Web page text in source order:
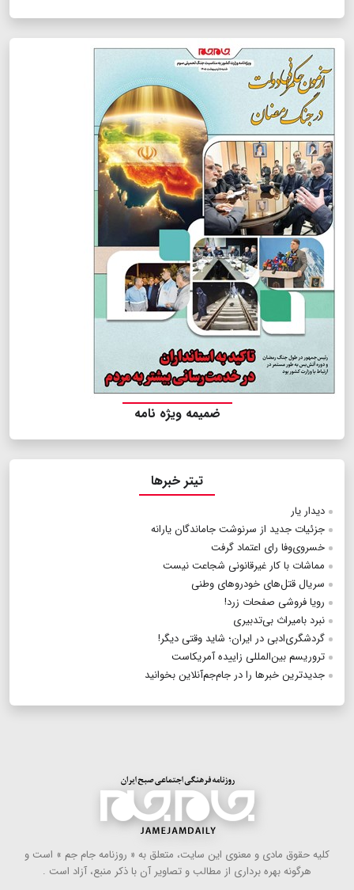
ضمیمه ویژه نامه
تیتر خبرها
دیدار یار
جزئیات جدید از سرنوشت جاماندگان یارانه
خسروی‌وفا رای اعتماد گرفت
مماشات با کار غیرقانونی شجاعت نیست
سریال قتل‌های خودروهای وطنی
رویا فروشی صفحات زرد!
نبرد بامیراث بی‌تدبیری
گردشگری‌ادبی در ایران؛ شاید وقتی دیگر!
تروریسم بین‌المللی زاییده آمریکاست
جدیدترین خبرها را در جام‌جم‌آنلاین بخوانید
كلیه حقوق مادی و معنوی این سایت، متعلق به « روزنامه جام جم » است و
هرگونه بهره ‌برداری از مطالب و تصاویر آن با ذكر منبع، آزاد است .